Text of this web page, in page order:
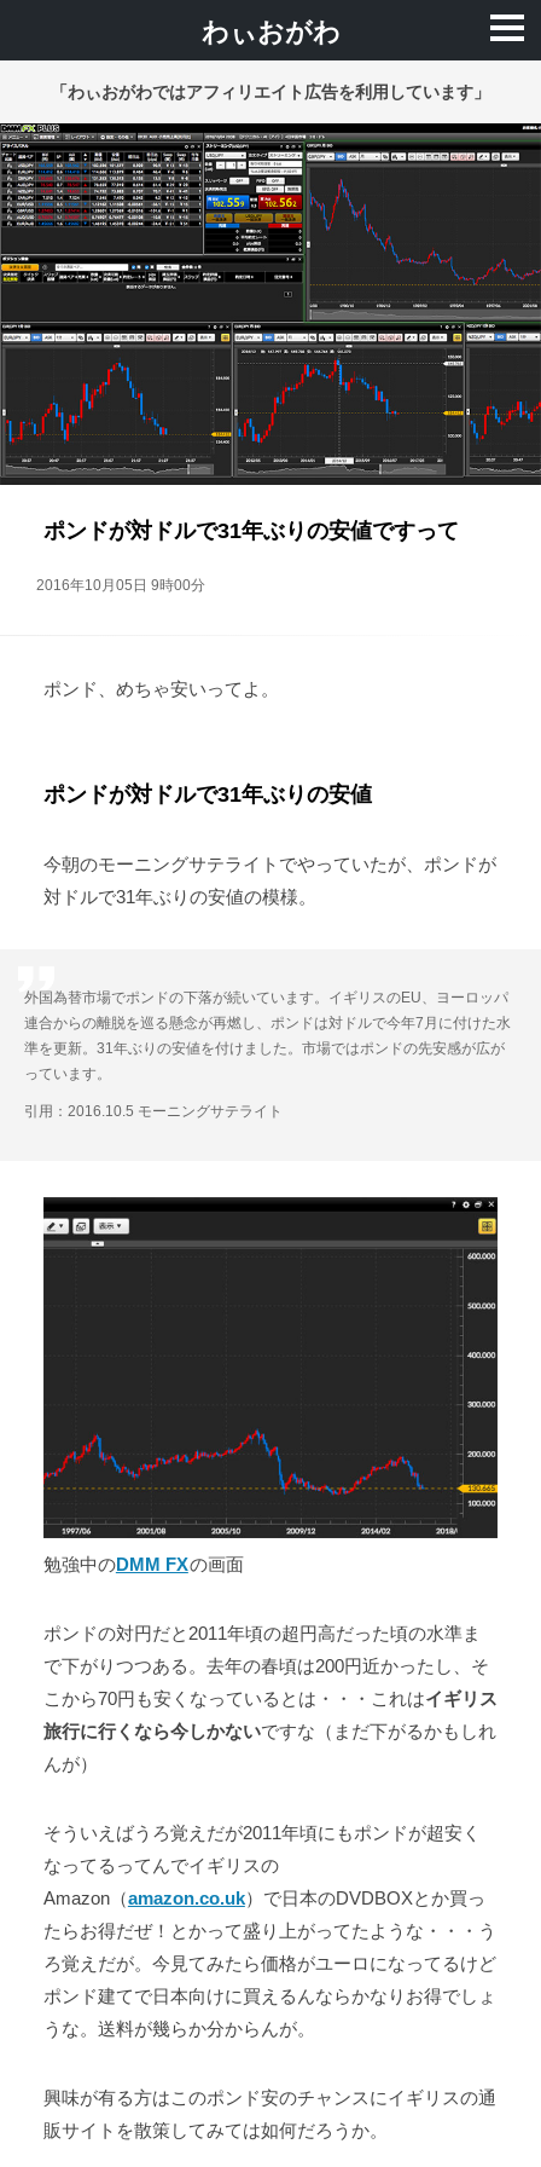
わぃおがわ
「わぃおがわではアフィリエイト広告を利用しています」
ポンドが対ドルで31年ぶりの安値ですって
2016年10月05日 9時00分
ポンド、めちゃ安いってよ。
ポンドが対ドルで31年ぶりの安値
今朝のモーニングサテライトでやっていたが、ポンドが
対ドルで31年ぶりの安値の模様。
外国為替市場でポンドの下落が続いています。イギリスのEU、ヨーロッパ
連合からの離脱を巡る懸念が再燃し、ポンドは対ドルで今年7月に付けた水
準を更新。31年ぶりの安値を付けました。市場ではポンドの先安感が広が
っています。
引用：2016.10.5 モーニングサテライト
勉強中のDMM FXの画面
ポンドの対円だと2011年頃の超円高だった頃の水準ま
で下がりつつある。去年の春頃は200円近かったし、そ
こから70円も安くなっているとは・・・これはイギリス
旅行に行くなら今しかないですな（まだ下がるかもしれ
んが）
そういえばうろ覚えだが2011年頃にもポンドが超安く
なってるってんでイギリスの
Amazon（amazon.co.uk）で日本のDVDBOXとか買っ
たらお得だぜ！とかって盛り上がってたような・・・う
ろ覚えだが。今見てみたら価格がユーロになってるけど
ポンド建てで日本向けに買えるんならかなりお得でしょ
うな。送料が幾らか分からんが。
興味が有る方はこのポンド安のチャンスにイギリスの通
販サイトを散策してみては如何だろうか。